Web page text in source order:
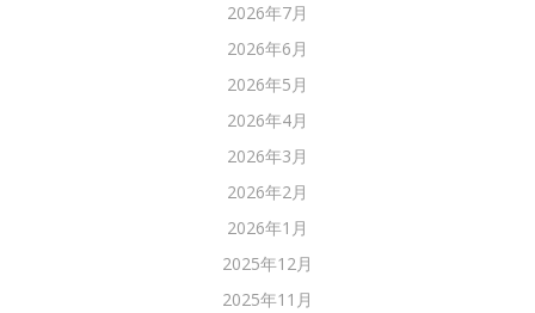
2026年7月
2026年6月
2026年5月
2026年4月
2026年3月
2026年2月
2026年1月
2025年12月
2025年11月